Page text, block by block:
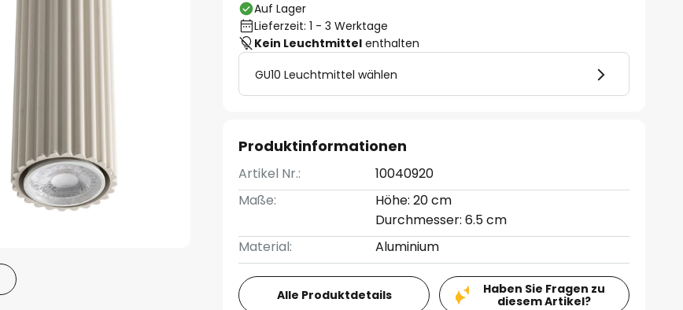
Auf Lager
Lieferzeit: 1 - 3 Werktage
Kein Leuchtmittel enthalten
GU10 Leuchtmittel wählen
Produktinformationen
Artikel Nr.:
10040920
Maße:
Höhe: 20 cm
Durchmesser: 6.5 cm
Material:
Aluminium
Alle Produktdetails
Haben Sie Fragen zu
diesem Artikel?